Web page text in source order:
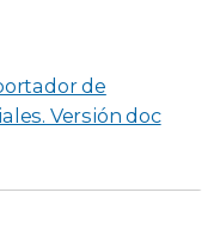
de
Versión doc